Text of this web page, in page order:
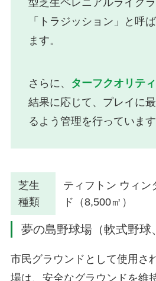
型芝生ペレニアルライグ
「トラジッション」と呼
ます。
さらに、 ターフクオリテ
結果に応じて、プレイに
るよう管理を行っています
芝生
種類
ティフトン ウィン
ド（8,500㎡）
夢の島野球場（軟式野球
市民グラウンドとして使用さ
場は、安全なグラウンドを維